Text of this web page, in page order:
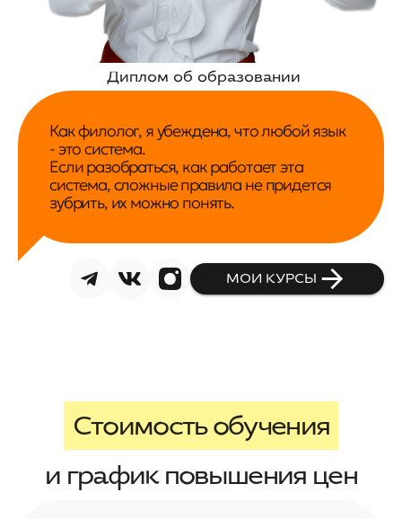
Диплом об образовании
Как филолог, я убеждена, что любой язык
- это система.
Если разобраться, как работает эта
система, сложные правила не придется
зубрить, их можно понять.
МОИ КУРСЫ
Стоимость обучения
и график повышения цен